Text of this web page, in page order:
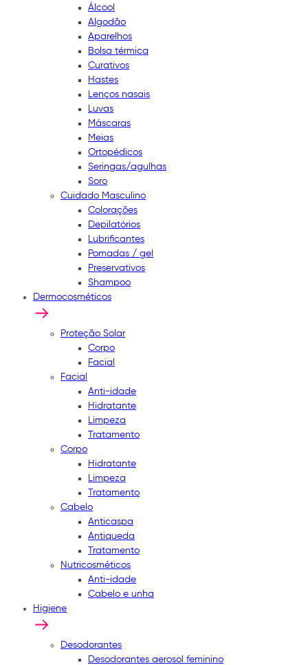
Álcool
Algodão
Aparelhos
Bolsa térmica
Curativos
Hastes
Lenços nasais
Luvas
Máscaras
Meias
Ortopédicos
Seringas/agulhas
Soro
Cuidado Masculino
Colorações
Depilatórios
Lubrificantes
Pomadas / gel
Preservativos
Shampoo
Dermocosméticos
Proteção Solar
Corpo
Facial
Facial
Anti-idade
Hidratante
Limpeza
Tratamento
Corpo
Hidratante
Limpeza
Tratamento
Cabelo
Anticaspa
Antiqueda
Tratamento
Nutricosméticos
Anti-idade
Cabelo e unha
Higiene
Desodorantes
Desodorantes aerosol feminino